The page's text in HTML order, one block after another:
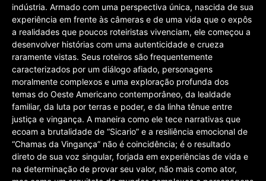
indústria. Armado com uma perspectiva única, nascida de sua
experiência em frente às câmeras e de uma vida que o expôs
a realidades que poucos roteiristas vivenciam, ele começou a
desenvolver histórias com uma autenticidade e crueza
raramente vistas. Seus roteiros são frequentemente
caracterizados por um diálogo afiado, personagens
moralmente complexos e uma exploração profunda dos
temas do Oeste Americano contemporâneo, da lealdade
familiar, da luta por terras e poder, e da linha tênue entre
justiça e vingança. A maneira como ele tece narrativas que
ecoam a brutalidade de “Sicario” e a resiliência emocional de
“Chamas da Vingança” não é coincidência; é o resultado
direto de sua voz singular, forjada em experiências de vida e
na determinação de provar seu valor, não mais como ator,